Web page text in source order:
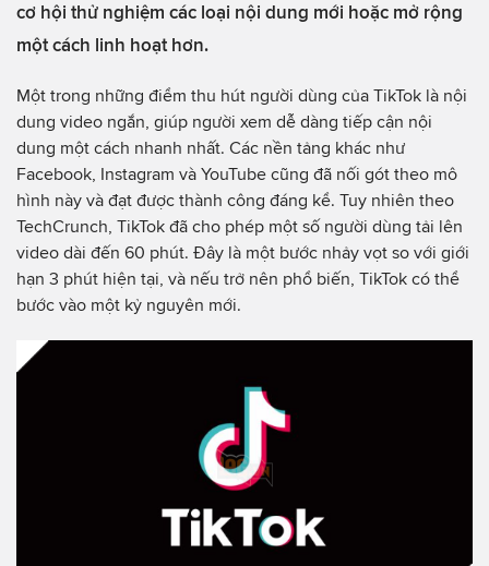
cơ hội thử nghiệm các loại nội dung mới hoặc mở rộng
một cách linh hoạt hơn.
Một trong những điểm thu hút người dùng của TikTok là nội
dung video ngắn, giúp người xem dễ dàng tiếp cận nội
dung một cách nhanh nhất. Các nền tảng khác như
Facebook, Instagram và YouTube cũng đã nối gót theo mô
hình này và đạt được thành công đáng kể. Tuy nhiên theo
TechCrunch, TikTok đã cho phép một số người dùng tải lên
video dài đến 60 phút. Đây là một bước nhảy vọt so với giới
hạn 3 phút hiện tại, và nếu trở nên phổ biến, TikTok có thể
bước vào một kỷ nguyên mới.